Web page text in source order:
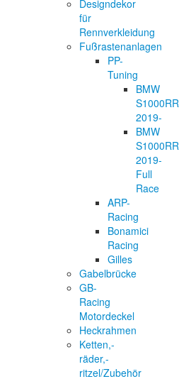
Designdekor
für
Rennverkleidung
Fußrastenanlagen
PP-
Tuning
BMW
S1000RR
2019-
BMW
S1000RR
2019-
Full
Race
ARP-
Racing
Bonamici
Racing
Gilles
Gabelbrücke
GB-
Racing
Motordeckel
Heckrahmen
Ketten,-
räder,-
ritzel/Zubehör